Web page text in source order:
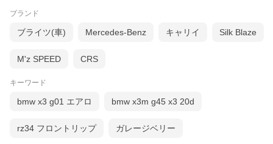
ブランド
ブライツ(車) Mercedes-Benz キャリイ Silk Blaze
M'z SPEED CRS
キーワード
bmw x3 g01 エアロ bmw x3m g45 x3 20d
rz34 フロントリップ ガレージベリー